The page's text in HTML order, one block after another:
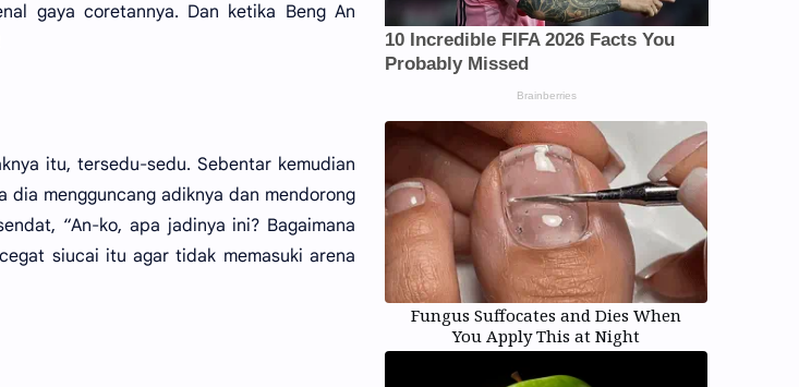
gaya coretannya. Dan ketika Beng An
itu, tersedu-sedu. Sebentar kemudian
dia mengguncang adiknya dan mendorong
“An-ko, apa jadinya ini? Bagaimana
siucai itu agar tidak memasuki arena
Fungus Suffocates and Dies When
You Apply This at Night